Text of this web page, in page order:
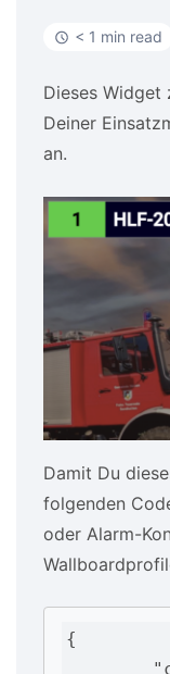
< 1 min read
Dieses Widget
Deiner
an.
Damit Du
folgenden
oder Alarm-
{